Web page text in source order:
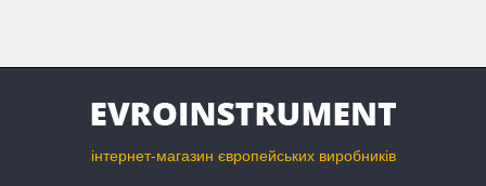
інтернет-магазин європейських виробників